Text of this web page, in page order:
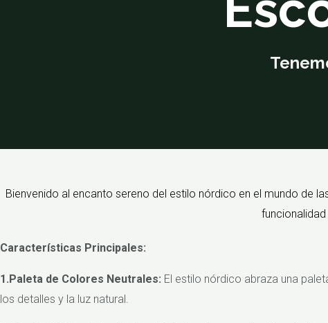
Bienvenido al encanto sereno del estilo nórdico en el mundo de
Características Principales:
1.Paleta de Colores Neutrales: El estilo nórdico abraza una
los detalles y la luz natural.